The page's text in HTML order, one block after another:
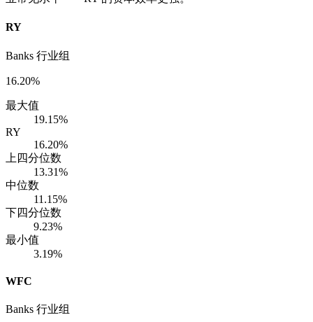
RY
Banks 行业组
16.20%
最大值
19.15%
RY
16.20%
上四分位数
13.31%
中位数
11.15%
下四分位数
9.23%
最小值
3.19%
WFC
Banks 行业组